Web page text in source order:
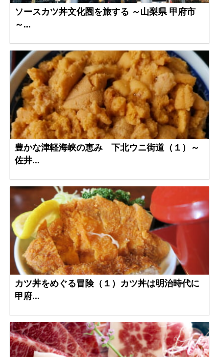
ソースカツ丼文化圏を旅する ～山梨県 甲府市
～...
豊かな津軽海峡の恵み 下北ウニ街道（１）～
佐井...
カツ丼をめぐる冒険（１）カツ丼は明治時代に
甲府...